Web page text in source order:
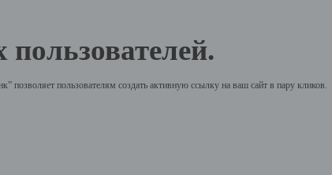
позволяет пользователям создать активную ссылку на ваш сайт в пару кликов.